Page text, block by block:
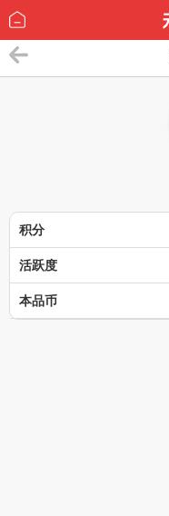
积分
活跃度
本品币